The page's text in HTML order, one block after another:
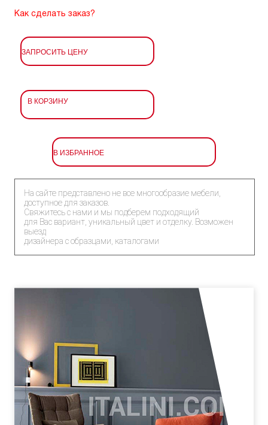
Как сделать заказ?
ЗАПРОСИТЬ ЦЕНУ
В КОРЗИНУ
В ИЗБРАННОЕ
На сайте представлено не все многообразие мебели,
доступное для заказов.
Свяжитесь с нами и мы подберем подходящий
для Вас вариант, уникальный цвет и отделку. Возможен
выезд
дизайнера с образцами, каталогами